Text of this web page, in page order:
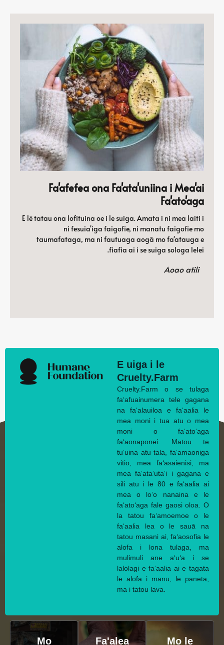
Fa'afefea ona Fa'ata'uniina i Mea'ai
Fa'ato'aga
E lē tatau ona lofituina oe i le suiga. Amata i ni mea laiti i
ni fesuia'iga faigofie, ni manatu faigofie mo
taumafataga, ma ni fautuaga aogā mo fa'atauga e
fiafia ai i se suiga sologa lelei.
Aoao atili
E uiga i le
Cruelty.Farm
Cruelty.Farm o se tulaga
faʻafuainumera tele gagana
na faʻalauiloa e faʻaalia le
mea moni i tua atu o mea
moni o faʻatoʻaga
faʻaonaponei. Matou te
tuʻuina atu tala, faʻamaoniga
vitio, mea faʻasaienisi, ma
mea faʻataʻutaʻi i gagana e
sili atu i le 80 e faʻaalia ai
mea o loʻo nanaina e le
faʻatoʻaga fale gaosi oloa. O
la tatou faʻamoemoe o le
faʻaalia lea o le sauā na
tatou masani ai, faʻaosofia le
alofa i lona tulaga, ma
mulimuli ane aʻuʻa i se
lalolagi e faʻaalia ai e tagata
le alofa i manu, le paneta,
ma i tatou lava.
Mo
Fa'alea
Mo le